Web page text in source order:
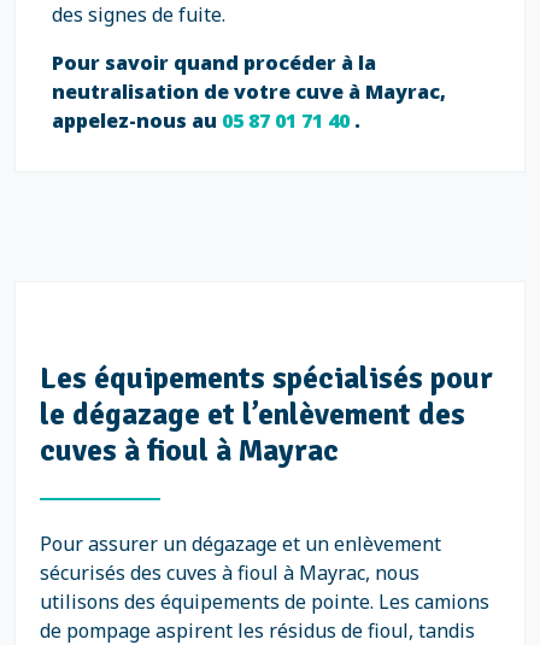
des signes de fuite.
Pour savoir quand procéder à la
neutralisation de votre cuve à Mayrac,
appelez-nous au 05 87 01 71 40.
Les équipements spécialisés pour
le dégazage et l’enlèvement des
cuves à fioul à Mayrac
Pour assurer un dégazage et un enlèvement
sécurisés des cuves à fioul à Mayrac, nous
utilisons des équipements de pointe. Les camions
de pompage aspirent les résidus de fioul, tandis